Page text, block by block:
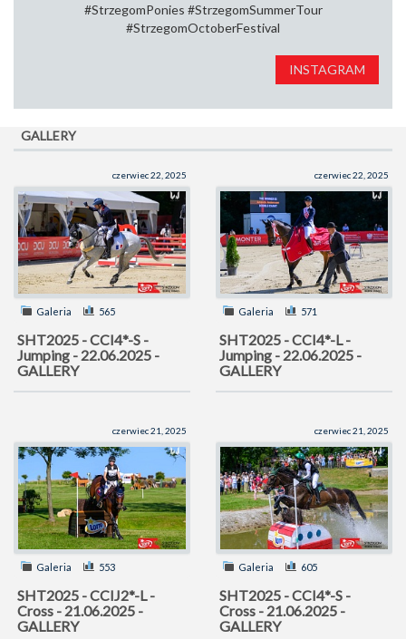
#StrzegomPonies #StrzegomSummerTour⁠
#StrzegomOctoberFestival
INSTAGRAM
GALLERY
czerwiec 22, 2025
Galeria 565
SHT2025 - CCI4*-S -
Jumping - 22.06.2025 -
GALLERY
czerwiec 22, 2025
Galeria 571
SHT2025 - CCI4*-L -
Jumping - 22.06.2025 -
GALLERY
czerwiec 21, 2025
Galeria 553
SHT2025 - CCIJ2*-L -
Cross - 21.06.2025 -
GALLERY
czerwiec 21, 2025
Galeria 605
SHT2025 - CCI4*-S -
Cross - 21.06.2025 -
GALLERY